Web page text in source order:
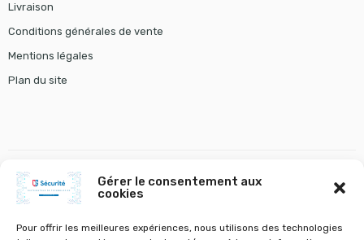
Gérer le consentement aux
cookies
Pour offrir les meilleures expériences, nous utilisons des technologies
Livraison
Conditions générales de vente
Mentions légales
Plan du site
gestion chauffage tourniquet gunnebo
VOLETS A BATTANTS ET STORES VOLETS ROULANTS